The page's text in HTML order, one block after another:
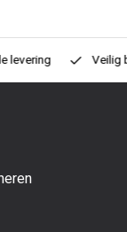
WERO, PayPal,